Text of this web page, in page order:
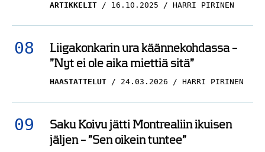
ARTIKKELIT 16.10.2025 HARRI PIRINEN
Liigakonkarin ura käännekohdassa –
”Nyt ei ole aika miettiä sitä”
HAASTATTELUT 24.03.2026 HARRI PIRINEN
Saku Koivu jätti Montrealiin ikuisen
jäljen – ”Sen oikein tuntee”